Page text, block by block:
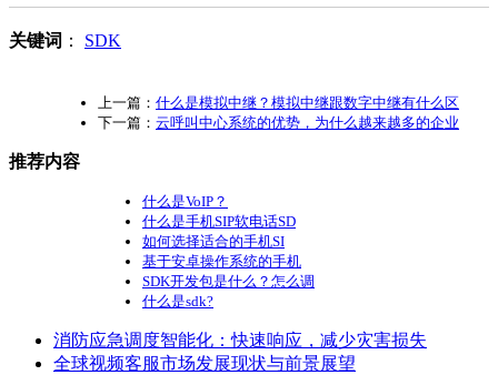
关键词 ： SDK
上一篇： 什么是模拟中继？模拟中继跟数字中继有什么区
下一篇： 云呼叫中心系统的优势，为什么越来越多的企业
推荐内容
什么是VoIP？
什么是手机SIP软电话SD
如何选择适合的手机SI
基于安卓操作系统的手机
SDK开发包是什么？怎么调
什么是sdk?
消防应急调度智能化：快速响应，减少灾害损失
全球视频客服市场发展现状与前景展望